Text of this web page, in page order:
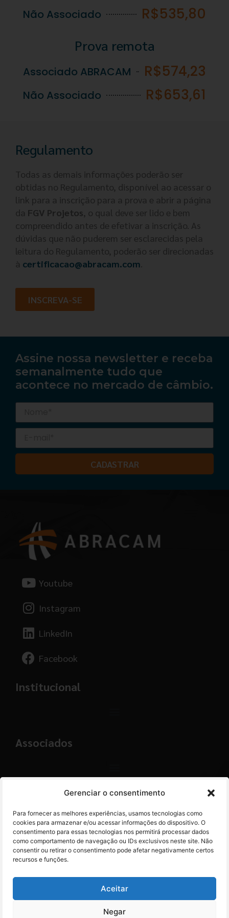
Gerenciar o consentimento
Para fornecer as melhores experiências, usamos tecnologias como
cookies para armazenar e/ou acessar informações do dispositivo. O
consentimento para essas tecnologias nos permitirá processar dados
como comportamento de navegação ou IDs exclusivos neste site. Não
consentir ou retirar o consentimento pode afetar negativamente certos
recursos e funções.
Aceitar
Negar
Não Associado R$535,80
Prova remota
Associado ABRACAM R$574,23
Não Associado R$653,61
Regulamento
Todas as demais informações poderão ser
obtidas no Regulamento, disponível ao acessar o
link para a inscrição para a prova e abrir a página
da FGV Projetos, o qual deve ser lido e bem
compreendido antes de efetivar a inscrição. As
dúvidas que não puderem ser esclarecidas pela
leitura do Regulamento, poderão ser direcionadas
à certificacao@abracam.com
INSCREVA-SE
Assine nossa newsletter e receba
semanalmente tudo que
acontece no mercado de câmbio.
CADASTRAR
Youtube
Instagram
LinkedIn
Facebook
Institucional
Associados
+55 (11) 3113-4040
abracam@abracam.com
Bela Vista - São Paulo, SP CEP 01310-300